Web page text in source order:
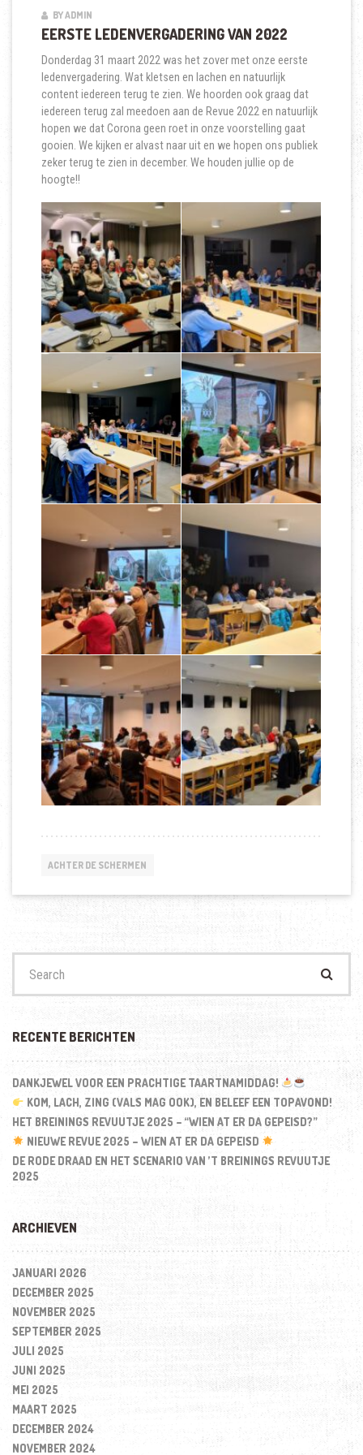
BY ADMIN
EERSTE LEDENVERGADERING VAN 2022
Donderdag 31 maart 2022 was het zover met onze eerste
ledenvergadering. Wat kletsen en lachen en natuurlijk
content iedereen terug te zien. We hoorden ook graag dat
iedereen terug zal meedoen aan de Revue 2022 en natuurlijk
hopen we dat Corona geen roet in onze voorstelling gaat
gooien. We kijken er alvast naar uit en we hopen ons publiek
zeker terug te zien in december. We houden jullie op de
hoogte!!
ACHTER DE SCHERMEN
RECENTE BERICHTEN
DANKJEWEL VOOR EEN PRACHTIGE TAARTNAMIDDAG!
KOM, LACH, ZING (VALS MAG OOK), EN BELEEF EEN TOPAVOND!
HET BREININGS REVUUTJE 2025 – “WIEN AT ER DA GEPEISD?”
NIEUWE REVUE 2025 – WIEN AT ER DA GEPEISD
DE RODE DRAAD EN HET SCENARIO VAN ’T BREININGS REVUUTJE
2025
ARCHIEVEN
JANUARI 2026
DECEMBER 2025
NOVEMBER 2025
SEPTEMBER 2025
JULI 2025
JUNI 2025
MEI 2025
MAART 2025
DECEMBER 2024
NOVEMBER 2024